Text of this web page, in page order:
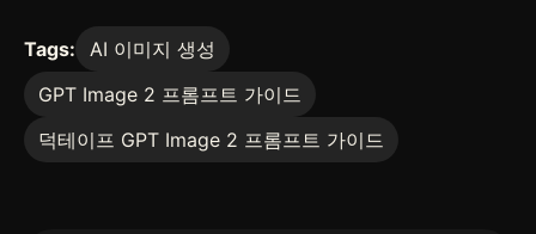
Tags:
AI 이미지 생성
GPT Image 2 프롬프트 가이드
덕테이프 GPT Image 2 프롬프트 가이드